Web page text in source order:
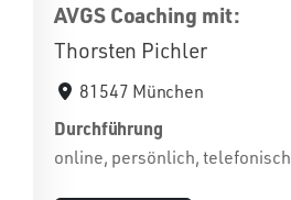
AVGS Coaching mit:
Thorsten Pichler
81547 München
Durchführung
online, persönlich, telefonisch